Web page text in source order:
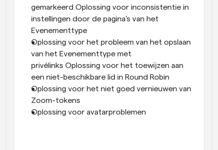
gemarkeerd Oplossing voor inconsistentie in
instellingen door de pagina's van het
Evenementtype
Oplossing voor het probleem van het opslaan
van het Evenementtype met
privélinks Oplossing voor het toewijzen aan
een niet-beschikbare lid in Round Robin
Oplossing voor het niet goed vernieuwen van
Zoom-tokens
Oplossing voor avatarproblemen